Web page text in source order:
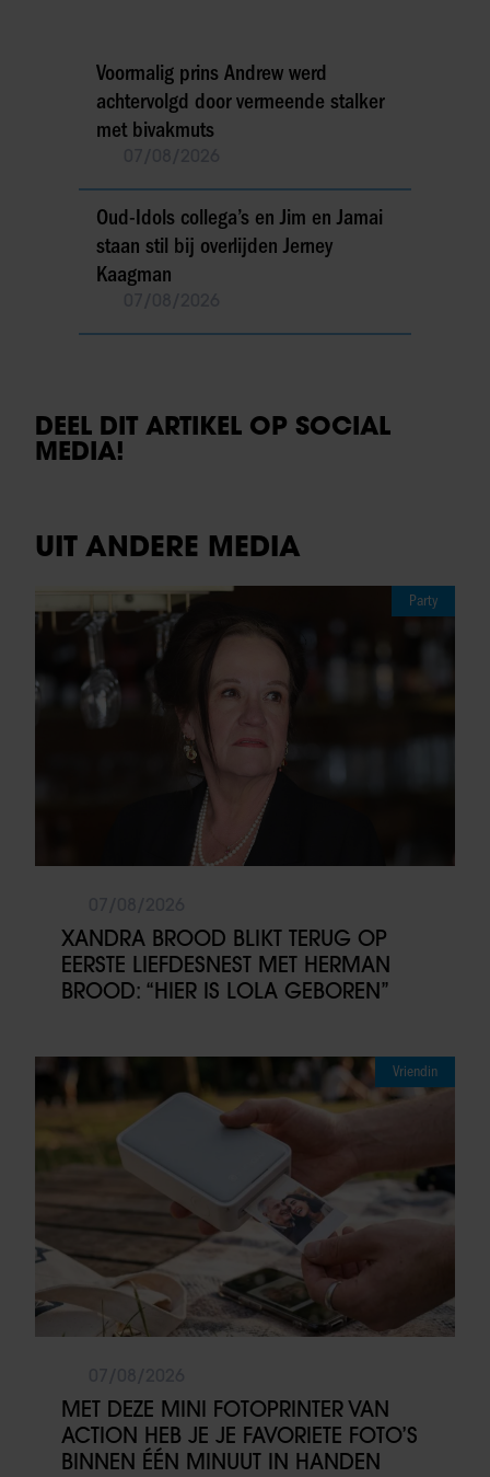
Voormalig prins Andrew werd
achtervolgd door vermeende stalker
met bivakmuts
Oud-Idols collega’s en Jim en Jamai
staan stil bij overlijden Jerney
Kaagman
DEEL DIT ARTIKEL OP SOCIAL
MEDIA!
UIT ANDERE MEDIA
Party
XANDRA BROOD BLIKT TERUG OP
EERSTE LIEFDESNEST MET HERMAN
BROOD: “HIER IS LOLA GEBOREN”
Vriendin
MET DEZE MINI FOTOPRINTER VAN
ACTION HEB JE JE FAVORIETE FOTO’S
BINNEN ÉÉN MINUUT IN HANDEN